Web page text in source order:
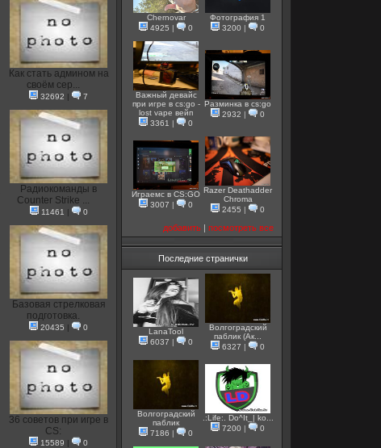
Как стать админом на
своём сер...
32692 | 7
Радиокоманды в
Counter Strike ...
11461 | 0
Базовая стрелковая
подготовка.
20435 | 0
36 советов при игре в
CS:
15589 |
0
Chernovar
4925 | 0
Фотография 1
3200 | 0
Важный девайс
при игре в cs:go -
lost vape вейп
3361 | 0
Разминка в cs:go
2932 | 0
Играемс в CS:GO
3007 | 0
Razer Deathadder
Chroma
2455 | 0
добавить | посмотреть все
Последние странички
LanaTool
6037 | 0
Волгоградский
паблик (Ак...
6327 | 0
Волгоградский
паблик
7186 | 0
.:Life:. Do^It_| ko...
7200 | 0